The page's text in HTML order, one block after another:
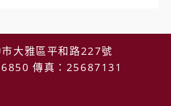
大雅區平和路227號
傳真：25687131